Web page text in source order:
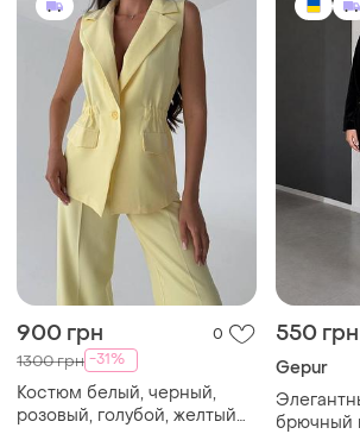
900 грн 0
1300 грн -31%
Костюм белый, черный,
розовый, голубой, желтый
550 грн
Gepur
брючный